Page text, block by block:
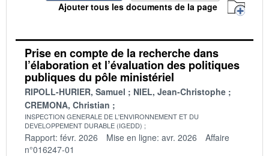
Ajouter tous les documents de la page
Prise en compte de la recherche dans
l’élaboration et l’évaluation des politiques
publiques du pôle ministériel
RIPOLL-HURIER, Samuel
NIEL, Jean-Christophe
CREMONA, Christian
INSPECTION GENERALE DE L'ENVIRONNEMENT ET DU
DEVELOPPEMENT DURABLE (IGEDD)
Rapport: févr. 2026 Mise en ligne: avr. 2026
Affaire
n°016247-01